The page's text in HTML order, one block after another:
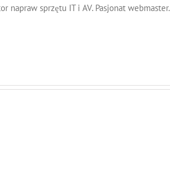
napraw sprzętu IT i AV. Pasjonat webmaster.